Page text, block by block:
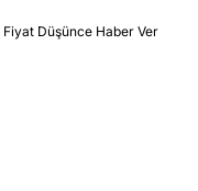
Fiyat Düşünce Haber Ver